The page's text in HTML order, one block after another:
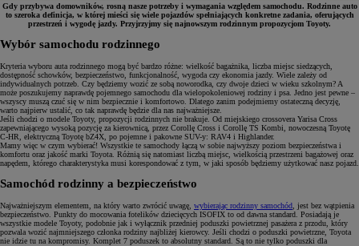
Gdy przybywa domowników, rosną nasze potrzeby i wymagania względem samochodu. Rodzinne auto
to szeroka definicja, w której mieści się wiele pojazdów spełniających konkretne zadania, oferujących
przestrzeń i wygodę jazdy. Przyjrzyjmy się najnowszym rodzinnym propozycjom Toyoty.
Wybór samochodu rodzinnego
Kryteria wyboru auta rodzinnego mogą być bardzo różne: wielkość bagażnika, liczba miejsc siedzących,
dostępność schowków, bezpieczeństwo, funkcjonalność, wygoda czy ekonomia jazdy. Wiele zależy od
indywidualnych potrzeb. Czy będziemy wozić ze sobą noworodka, czy dwoje dzieci w wieku szkolnym? A
może poszukujemy naprawdę pojemnego samochodu dla wielopokoleniowej rodziny i psa. Jedno jest pewne –
wszyscy muszą czuć się w nim bezpiecznie i komfortowo. Dlatego zanim podejmiemy ostateczną decyzję,
warto najpierw ustalić, co tak naprawdę będzie dla nas najważniejsze.
Jeśli chodzi o modele Toyoty, propozycji rodzinnych nie brakuje. Od miejskiego crossovera Yarisa Cross
zapewniającego wysoką pozycję za kierownicą, przez Corollę Cross i Corollę TS Kombi, nowoczesną Toyotę
C-HR, elektryczną Toyotę bZ4X, po pojemne i pakowne SUV-y: RAV4 i Highlander.
Mamy więc w czym wybierać! Wszystkie te samochody łączą w sobie najwyższy poziom bezpieczeństwa i
komfortu oraz jakość marki Toyota. Różnią się natomiast liczbą miejsc, wielkością przestrzeni bagażowej oraz
napędem, którego charakterystyka musi korespondować z tym, w jaki sposób będziemy użytkować nasz pojazd.
Samochód rodzinny a bezpieczeństwo
Najważniejszym elementem, na który warto zwrócić uwagę, wybierając rodzinny samochód , jest bez wątpienia
bezpieczeństwo. Punkty do mocowania fotelików dziecięcych ISOFIX to od dawna standard. Posiadają je
wszystkie modele Toyoty, podobnie jak i wyłącznik przedniej poduszki powietrznej pasażera z przodu, który
pozwala wozić najmniejszego członka rodziny najbliżej kierowcy. Jeśli chodzi o poduszki powietrzne, Toyota
nie idzie tu na kompromisy. Komplet 7 poduszek to absolutny standard. Są to nie tylko poduszki dla